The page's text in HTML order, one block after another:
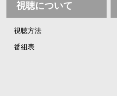
視聴について
視聴方法
番組表